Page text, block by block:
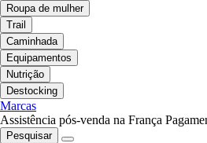
Roupa de mulher
Trail
Caminhada
Equipamentos
Nutrição
Destocking
Marcas
Assistência pós-venda na França
Pesquisar